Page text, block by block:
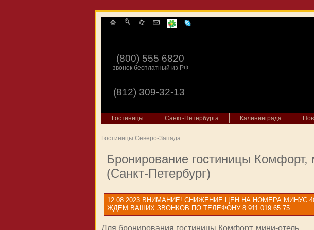
(800) 555 6820
звонок бесплатный из РФ
(812) 309-32-13
Гостиницы Санкт-Петербурга Калининграда
Гостиницы Северо-Запада
Бронирование гостиницы Комфорт,
(Санкт-Петербург)
12.08.2023 ВНИМАНИЕ! СНИЖЕНИЕ ЦЕН НА НОМЕРА МИНУС
ЖДЕМ ВАШИХ ЗВОНКОВ ПО ТЕЛЕФОНУ 8 911 019 65 75
Для бронирования гостиницы Комфорт, мини-отель